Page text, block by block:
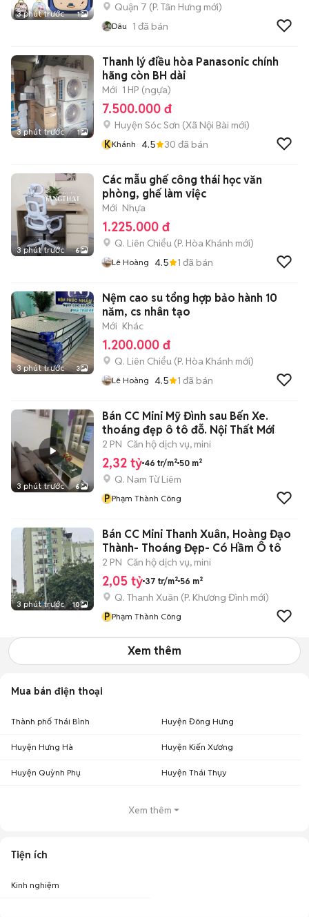
3 phút trước 1
Quận 7 (P. Tân Hưng mới)
Dâu 1 đã bán
3 phút trước 1
Thanh lý điều hòa Panasonic chính
hãng còn BH dài
Mới 1 HP (ngựa)
7.500.000 đ
Huyện Sóc Sơn (Xã Nội Bài mới)
KKhánh 4.5 30 đã bán
3 phút trước 6
Các mẫu ghế công thái học văn
phòng, ghế làm việc
Mới Nhựa
1.225.000 đ
Q. Liên Chiểu (P. Hòa Khánh mới)
Lê Hoàng 4.5 1 đã bán
3 phút trước 3
Nệm cao su tổng hợp bảo hành 10
năm, cs nhân tạo
Mới Khác
1.200.000 đ
Q. Liên Chiểu (P. Hòa Khánh mới)
Lê Hoàng 4.5 1 đã bán
3 phút trước 6
Bán CC Mini Mỹ Đình sau Bến Xe.
thoáng đẹp ô tô đỗ. Nội Thất Mới
2 PN Căn hộ dịch vụ, mini
2,32 tỷ 46 tr/m² 50 m²
Q. Nam Từ Liêm
P Phạm Thành Công
3 phút trước 10
Bán CC Mini Thanh Xuân, Hoàng Đạo
Thành- Thoáng Đẹp- Có Hầm Ô tô
2 PN Căn hộ dịch vụ, mini
2,05 tỷ 37 tr/m² 56 m²
Q. Thanh Xuân (P. Khương Đình mới)
P Phạm Thành Công
Xem thêm
Mua bán điện thoại
Thành phố Thái Bình Huyện Đông Hưng
Huyện Hưng Hà Huyện Kiến Xương
Huyện Quỳnh Phụ Huyện Thái Thụy
Xem thêm
Tiện ích
Kinh nghiệm